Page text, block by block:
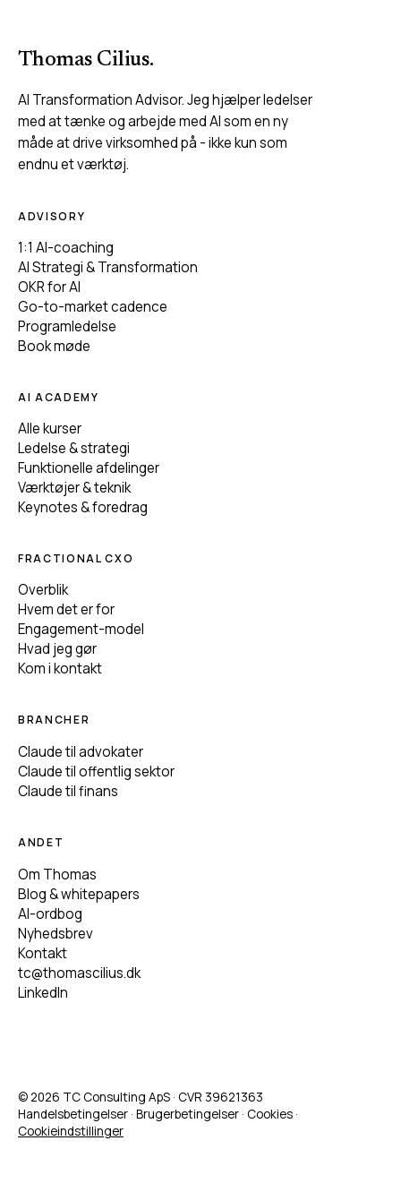
Thomas Cilius.
AI Transformation Advisor. Jeg hjælper ledelser
med at tænke og arbejde med AI som en ny
måde at drive virksomhed på - ikke kun som
endnu et værktøj.
ADVISORY
1:1 AI-coaching
AI Strategi & Transformation
OKR for AI
Go-to-market cadence
Programledelse
Book møde
AI ACADEMY
Alle kurser
Ledelse & strategi
Funktionelle afdelinger
Værktøjer & teknik
Keynotes & foredrag
FRACTIONAL CXO
Overblik
Hvem det er for
Engagement-model
Hvad jeg gør
Kom i kontakt
BRANCHER
Claude til advokater
Claude til offentlig sektor
Claude til finans
ANDET
Om Thomas
Blog & whitepapers
AI-ordbog
Nyhedsbrev
Kontakt
tc@thomascilius.dk
LinkedIn
© 2026 TC Consulting ApS · CVR 39621363
Handelsbetingelser · Brugerbetingelser · Cookies ·
Cookieindstillinger